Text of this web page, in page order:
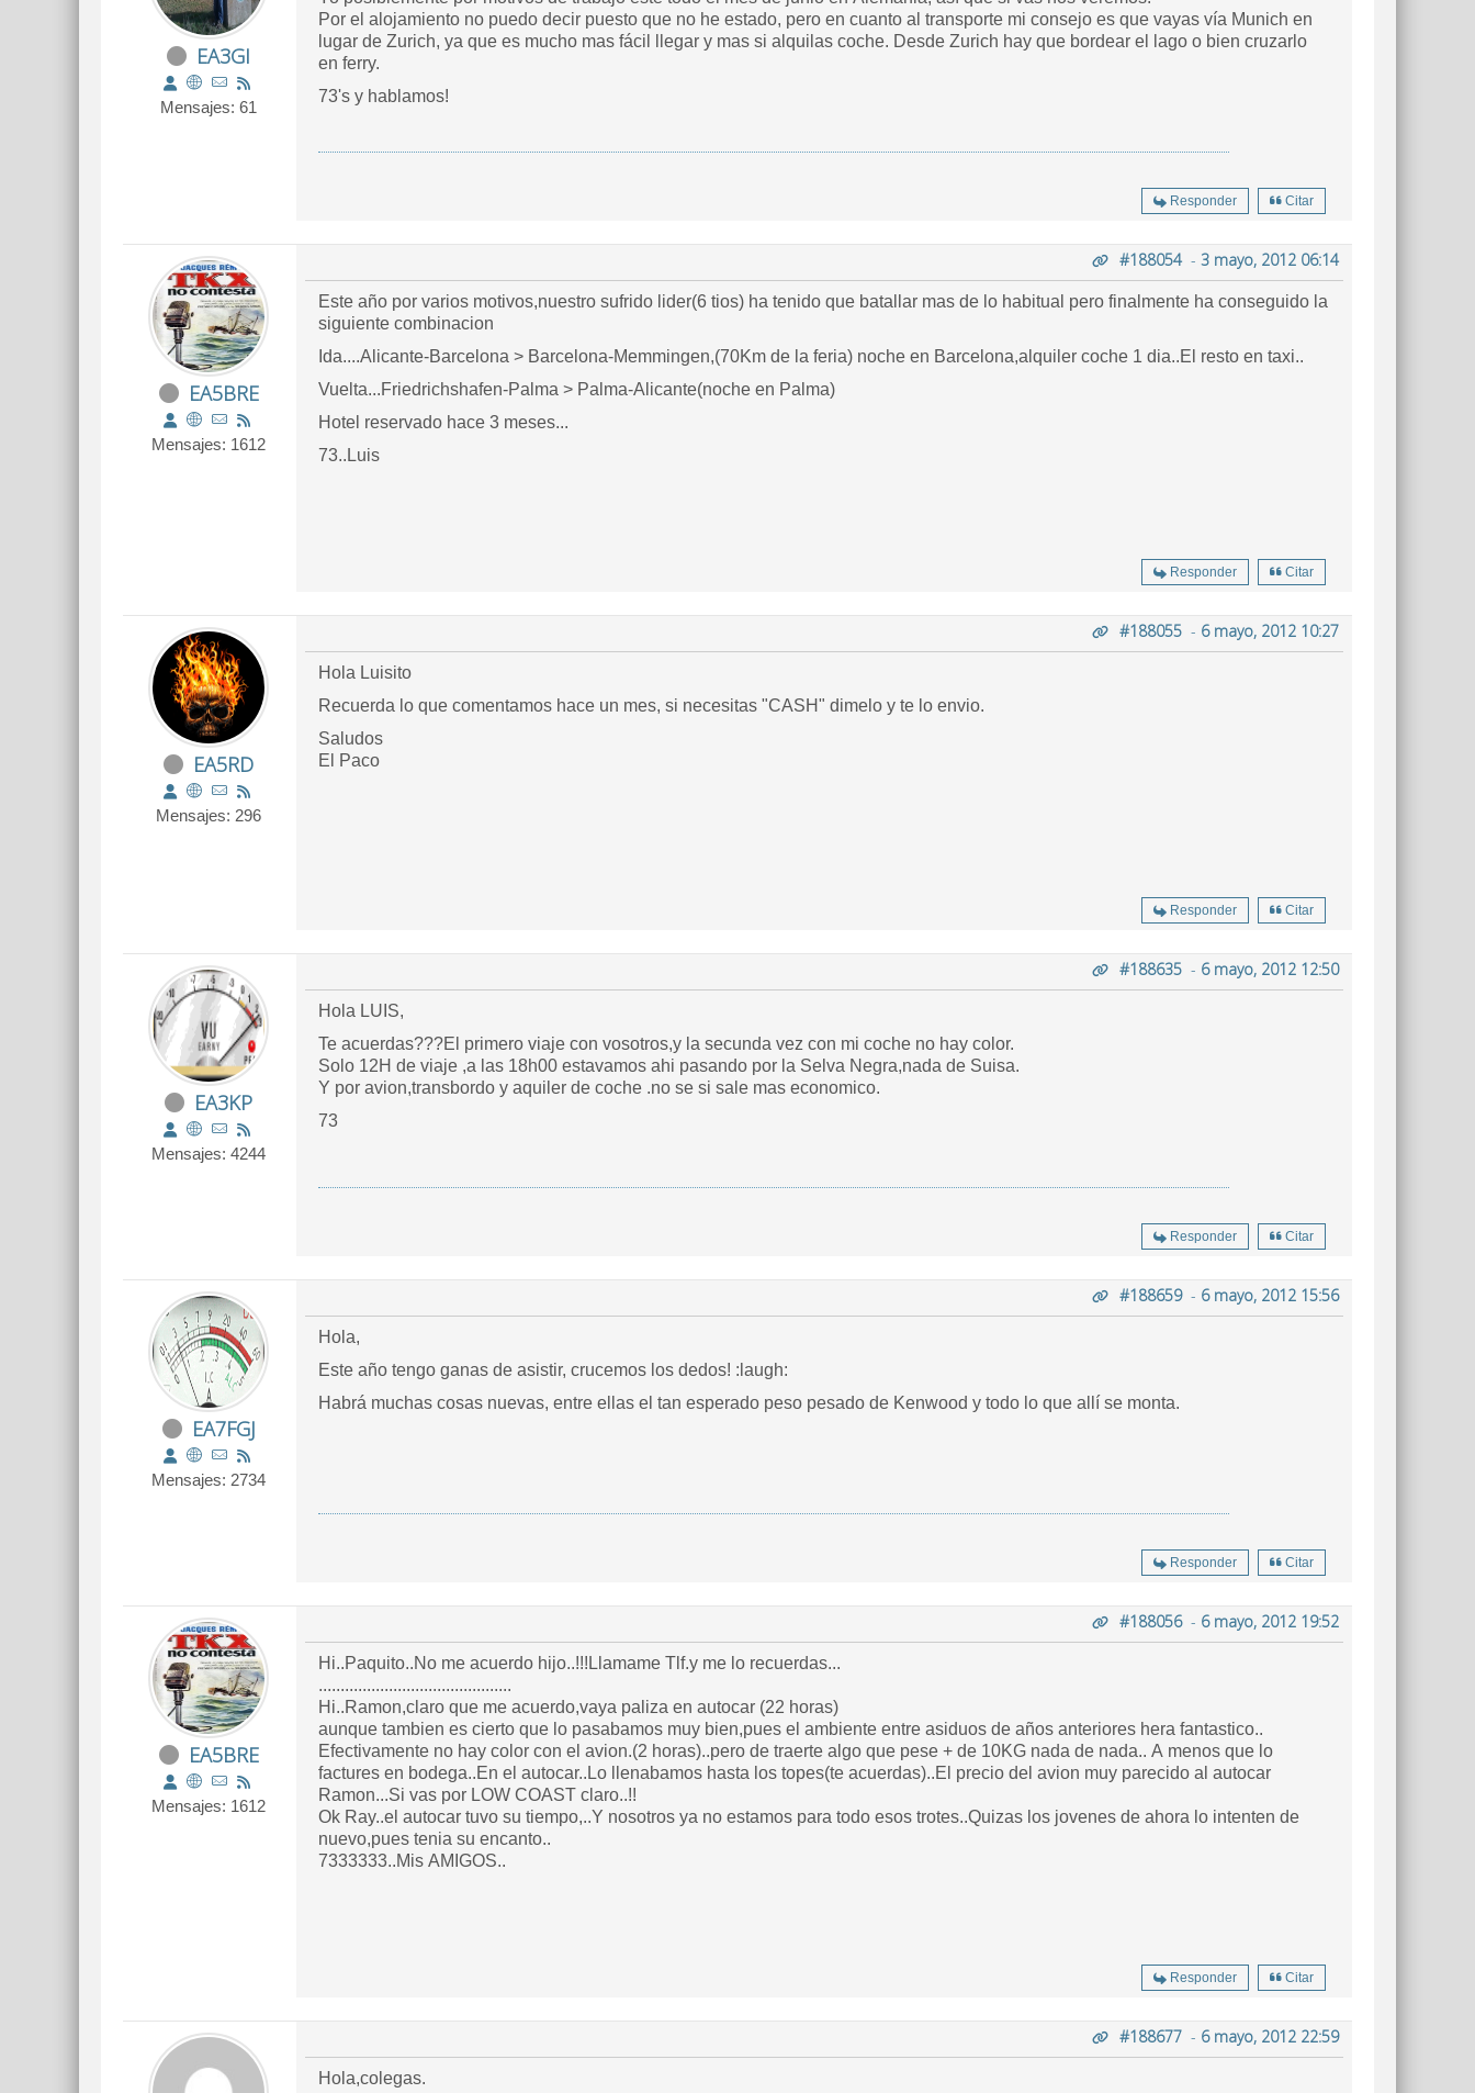
EA3GI
Mensajes: 61
Por el alojamiento no puedo decir puesto que no he estado, pero en cuanto al transporte mi consejo es que vayas vía Munich en
lugar de Zurich, ya que es mucho mas fácil llegar y mas si alquilas coche. Desde Zurich hay que bordear el lago o bien cruzarlo
en ferry.
73's y hablamos!
Responder Citar
EA5BRE
Mensajes: 1612
#188054- 3 mayo, 2012 06:14
Este año por varios motivos,nuestro sufrido lider(6 tios) ha tenido que batallar mas de lo habitual pero finalmente ha conseguido la
siguiente combinacion
Ida....Alicante-Barcelona > Barcelona-Memmingen,(70Km de la feria) noche en Barcelona,alquiler coche 1 dia..El resto en taxi..
Vuelta...Friedrichshafen-Palma > Palma-Alicante(noche en Palma)
Hotel reservado hace 3 meses...
73..Luis
Responder Citar
EA5RD
Mensajes: 296
#188055 - 6 mayo, 2012 10:27
Hola Luisito
Recuerda lo que comentamos hace un mes, si necesitas "CASH" dimelo y te lo envio.
Saludos
El Paco
Responder Citar
EA3KP
Mensajes: 4244
#188635 - 6 mayo, 2012 12:50
Hola LUIS,
Te acuerdas???El primero viaje con vosotros,y la secunda vez con mi coche no hay color.
Solo 12H de viaje ,a las 18h00 estavamos ahi pasando por la Selva Negra,nada de Suisa.
Y por avion,transbordo y aquiler de coche .no se si sale mas economico.
73
Responder Citar
EA7FGJ
Mensajes: 2734
#188659- 6 mayo, 2012 15:56
Hola,
Este año tengo ganas de asistir, crucemos los dedos! :laugh:
Habrá muchas cosas nuevas, entre ellas el tan esperado peso pesado de Kenwood y todo lo que allí se monta.
Responder Citar
EA5BRE
Mensajes: 1612
#188056- 6 mayo, 2012 19:52
Hi..Paquito..No me acuerdo hijo..!!!Llamame Tlf.y me lo recuerdas...
............................................
Hi..Ramon,claro que me acuerdo,vaya paliza en autocar (22 horas)
aunque tambien es cierto que lo pasabamos muy bien,pues el ambiente entre asiduos de años anteriores hera fantastico..
Efectivamente no hay color con el avion.(2 horas)..pero de traerte algo que pese + de 10KG nada de nada.. A menos que lo
factures en bodega..En el autocar..Lo llenabamos hasta los topes(te acuerdas)..El precio del avion muy parecido al autocar
Ramon...Si vas por LOW COAST claro..!!
Ok Ray..el autocar tuvo su tiempo,..Y nosotros ya no estamos para todo esos trotes..Quizas los jovenes de ahora lo intenten de
nuevo,pues tenia su encanto..
7333333..Mis AMIGOS..
Responder Citar
#188677 - 6 mayo, 2012 22:59
Hola,colegas.